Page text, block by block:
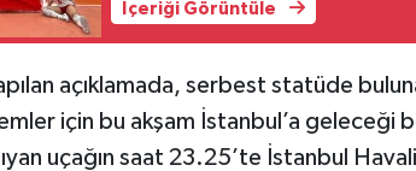
İçeriği Görüntüle
açıklamada, serbest statüde
için bu akşam İstanbul’a geleceği
uçağın saat 23.25’te İstanbul